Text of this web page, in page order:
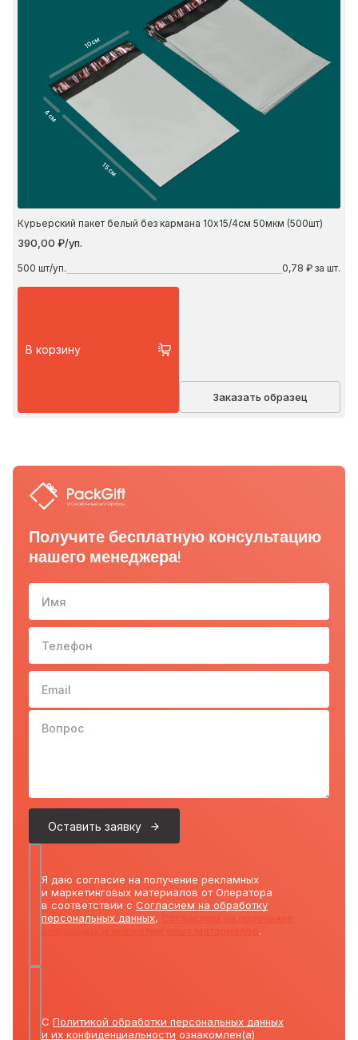
10 см
4 см
15 см
Курьерский пакет белый без кармана 10х15/4см 50мкм (500шт)
390,00 ₽/уп.
500 шт/уп. 0,78 ₽ за шт.
В корзину
Заказать образец
Получите бесплатную консультацию
нашего менеджера!
Имя
Телефон 10-
Email
Вопрос
Оставить заявку
Я даю согласие на получение рекламных
и маркетинговых материалов от Оператора
в соответствии с Согласием на обработку
персональных данных,
.
С Политикой обработки персональных данных
и их конфиденциальности ознакомлен(а)